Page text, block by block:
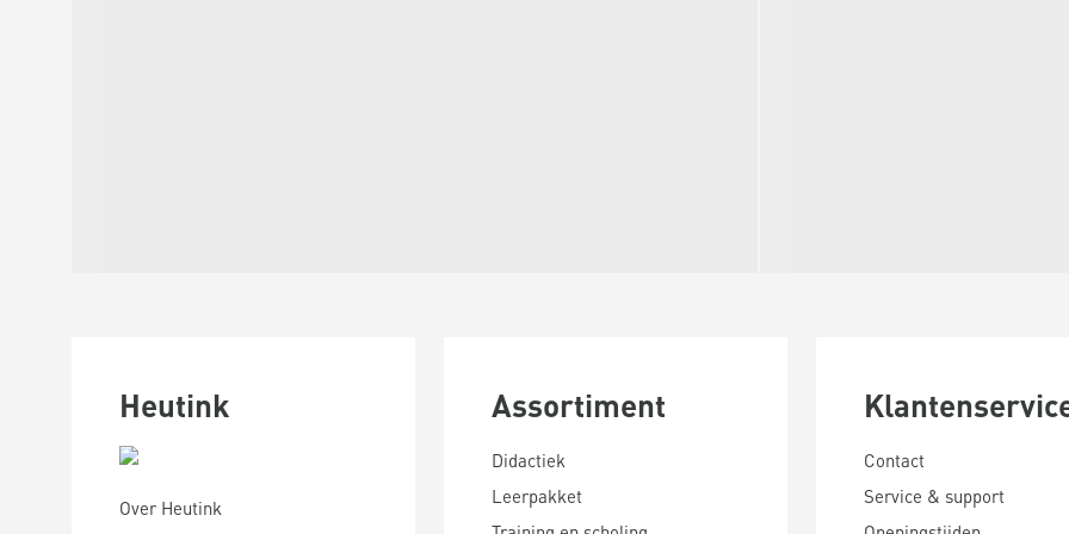
Heutink
Over Heutink
Assortiment
Didactiek
Leerpakket
Contact
Service & support